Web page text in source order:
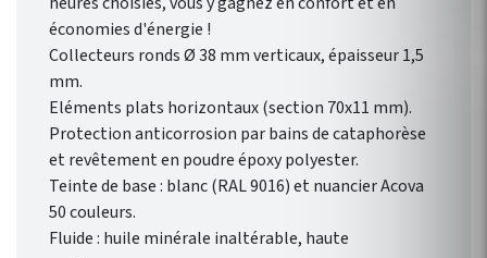
gratuite pour smartphone
économie d’énergie !
hebdomadaire
personnalisable selon votre
rythme de vie !
économies d'énergie !
Collecteurs ronds Ø 38 mm verticaux, épaisseur 1,5
mm.
Eléments plats horizontaux (section 70x11 mm).
Protection anticorrosion par bains de cataphorèse
et revêtement en poudre époxy polyester.
Teinte de base : blanc (RAL 9016) et nuancier Acova
50 couleurs.
Fluide : huile minérale inaltérable, haute